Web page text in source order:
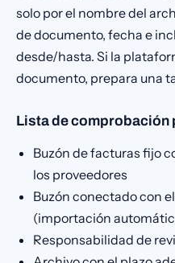
solo por el nombre del
de documento, fecha e
desde/hasta. Si la
documento, prepara una
Lista de comprobación
Buzón de facturas fijo
los proveedores
Buzón conectado con
(importación
Responsabilidad de